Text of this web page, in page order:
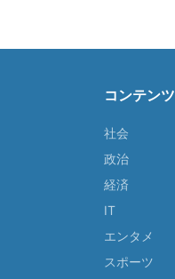
コンテンツ
社会
政治
経済
IT
エンタメ
スポーツ